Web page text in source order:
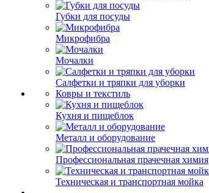
Губки для посуды
Микрофибра
Мочалки
Салфетки и тряпки для уборки
Ковры и текстиль
Кухня и пищеблок
Металл и оборудование
Профессиональная прачечная химия
Техническая и транспортная мойка